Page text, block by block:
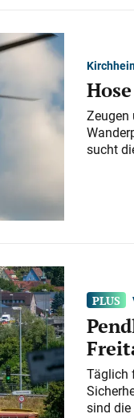
Zeugen
sucht
Täglich
sind die